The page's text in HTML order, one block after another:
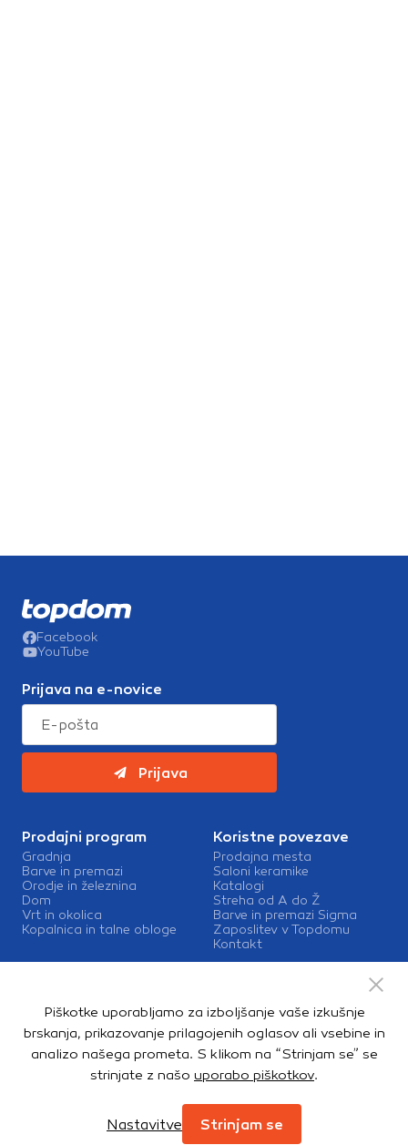
Facebook
YouTube
Prijava na e-novice
Prijava
Prodajni program
Gradnja
Barve in premazi
Orodje in železnina
Dom
Vrt in okolica
Kopalnica in talne obloge
Koristne povezave
Prodajna mesta
Saloni keramike
Katalogi
Streha od A do Ž
Barve in premazi Sigma
Zaposlitev v Topdomu
Kontakt
Mešalnice barv
Dostava
Zasebnost in piškotki
Piškotke uporabljamo za izboljšanje vaše izkušnje
brskanja, prikazovanje prilagojenih oglasov ali vsebine in
analizo našega prometa. S klikom na “Strinjam se” se
strinjate z našo uporabo piškotkov.
Nastavitve Strinjam se